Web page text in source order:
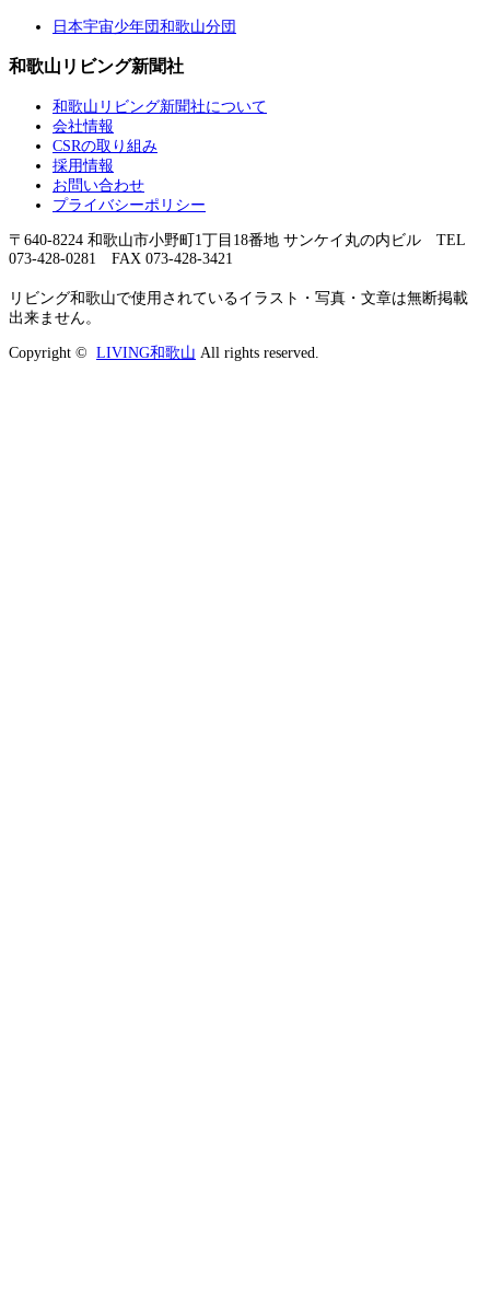
日本宇宙少年団和歌山分団
和歌山リビング新聞社
和歌山リビング新聞社について
会社情報
CSRの取り組み
採用情報
お問い合わせ
プライバシーポリシー
〒640-8224 和歌山市小野町1丁目18番地 サンケイ丸の内ビル TEL
073-428-0281 FAX 073-428-3421
リビング和歌山で使用されているイラスト・写真・文章は無断掲載
出来ません。
Copyright © LIVING和歌山 All rights reserved.